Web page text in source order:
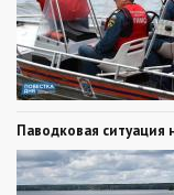
Паводковая ситуация